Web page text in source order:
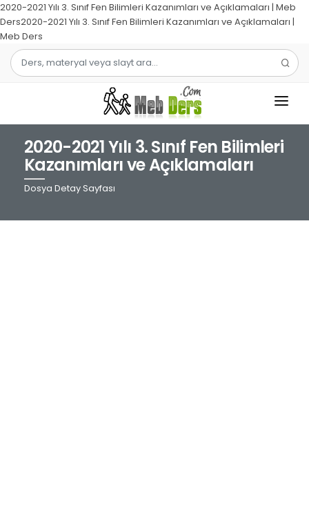
2020-2021 Yılı 3. Sınıf Fen Bilimleri Kazanımları ve Açıklamaları | Meb
Ders2020-2021 Yılı 3. Sınıf Fen Bilimleri Kazanımları ve Açıklamaları |
Meb Ders
1.SINIF
2.SINIF
2020-2021 Yılı 3. Sınıf Fen Bilimleri
Kazanımları ve Açıklamaları
Dosya Detay Sayfası